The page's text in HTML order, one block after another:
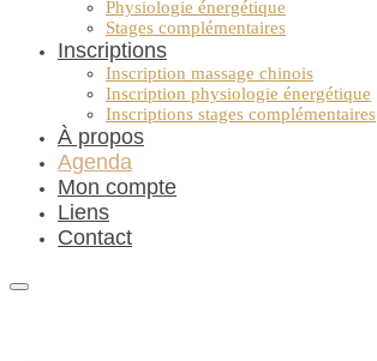
Physiologie énergétique
Stages complémentaires
Inscriptions
Inscription massage chinois
Inscription physiologie énergétique
Inscriptions stages complémentaires
À propos
Agenda
Mon compte
Liens
Contact